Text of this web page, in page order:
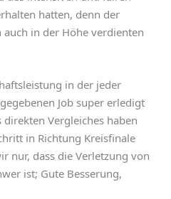
hatten, denn der
in der Höhe verdienten
in der jeder
Job super erledigt
Vergleiches haben
in Richtung Kreisfinale
nur, dass die Verletzung von
ist; Gute Besserung,